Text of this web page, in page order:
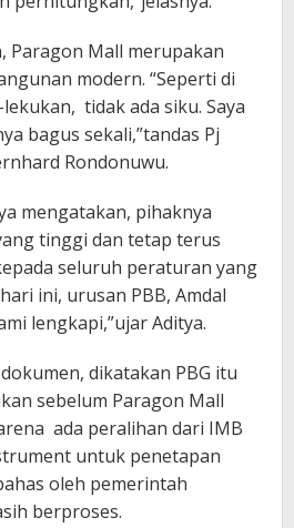
Paragon Mall merupakan
modern. “Seperti di
tidak ada siku. Saya
bagus sekali,”tandas Pj
Rondonuwu.
mengatakan, pihaknya
tinggi dan tetap terus
seluruh peraturan yang
ini, urusan PBB, Amdal
lengkapi,”ujar Aditya.
dikatakan PBG itu
sebelum Paragon Mall
ada peralihan dari IMB
untuk penetapan
oleh pemerintah
berproses.